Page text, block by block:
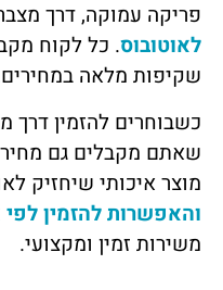
פריקה עמוקה, דרך
לאוטובוס. כל לקוח
שקיפות מלאה
כשבוחרים להזמין דרך
שאתם מקבלים גם מחיר
מוצר איכותי שיחזיק
והאפשרות להזמין לפי
משירות זמין ומקצועי.